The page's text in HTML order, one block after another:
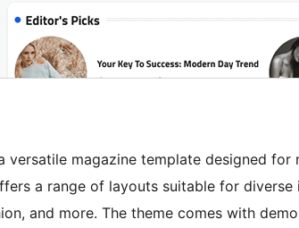
versatile magazine template designed for
a range of layouts suitable for diverse
and more. The theme comes with